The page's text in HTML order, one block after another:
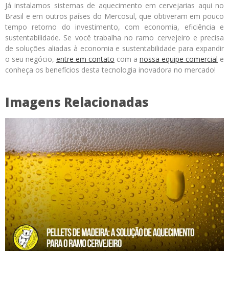
Já instalamos sistemas de aquecimento em cervejarias aqui no
Brasil e em outros países do Mercosul, que obtiveram em pouco
tempo retorno do investimento, com economia, eficiência e
sustentabilidade. Se você trabalha no ramo cervejeiro e precisa
de soluções aliadas à economia e sustentabilidade para expandir
o seu negócio, entre em contato com a nossa equipe comercial e
conheça os benefícios desta tecnologia inovadora no mercado!
Imagens Relacionadas